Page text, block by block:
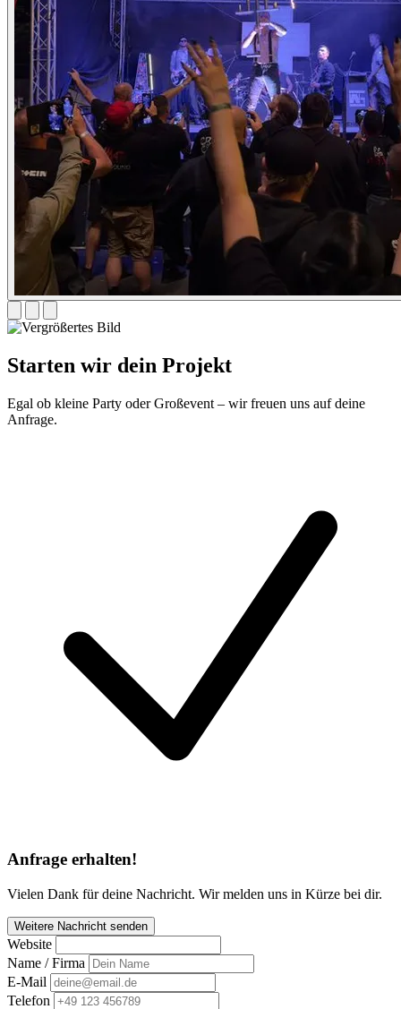
Starten wir dein Projekt
Egal ob kleine Party oder Großevent – wir freuen uns auf deine
Anfrage.
Anfrage erhalten!
Vielen Dank für deine Nachricht. Wir melden uns in Kürze bei dir.
Weitere Nachricht senden
Website
Name / Firma
E-Mail
Telefon